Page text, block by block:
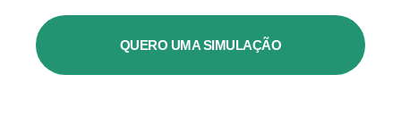
QUERO UMA SIMULAÇÃO